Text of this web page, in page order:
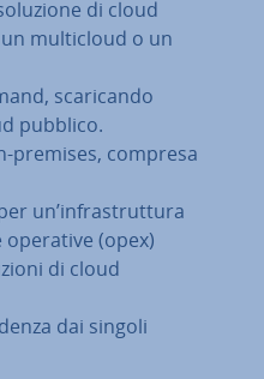
di cloud
mul­ti­cloud o un
sca­ri­can­do
pubblico.
premises, compresa
un’in­fra­strut­tu­ra
(opex)
di cloud
dai singoli